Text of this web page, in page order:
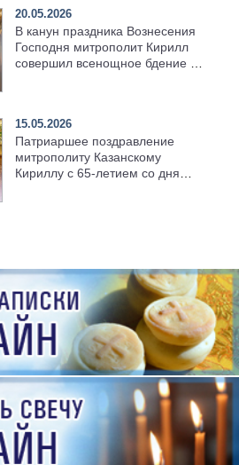
20.05.2026
В канун праздника Вознесения
Господня митрополит Кирилл
совершил всенощное бдение в
15.05.2026
Патриаршее поздравление
митрополиту Казанскому
Кириллу с 65-летием со дня